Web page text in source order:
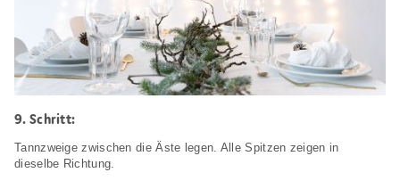
Schritt:
Tannzweige zwischen die Äste legen. Alle Spitzen zeigen in
dieselbe Richtung.